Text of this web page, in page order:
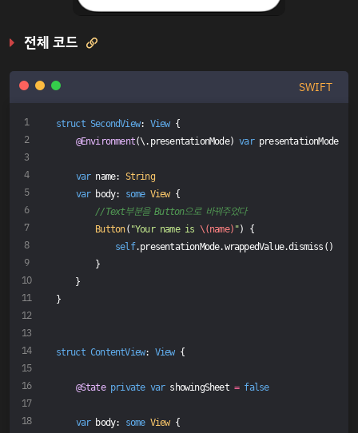
전체 코드 
SWIFT
struct SecondView: View {
@Environment(\.presentationMode) var presentationMode
var name: String
var body: some View {
//Text부분을 Button으로 바꿔주었다
Button( "Your name is \(name) ") {
self.presentationMode.wrappedValue.dismiss()
        }
    }
}
struct ContentView: View {
@State private var showingSheet = false
var body: some View {